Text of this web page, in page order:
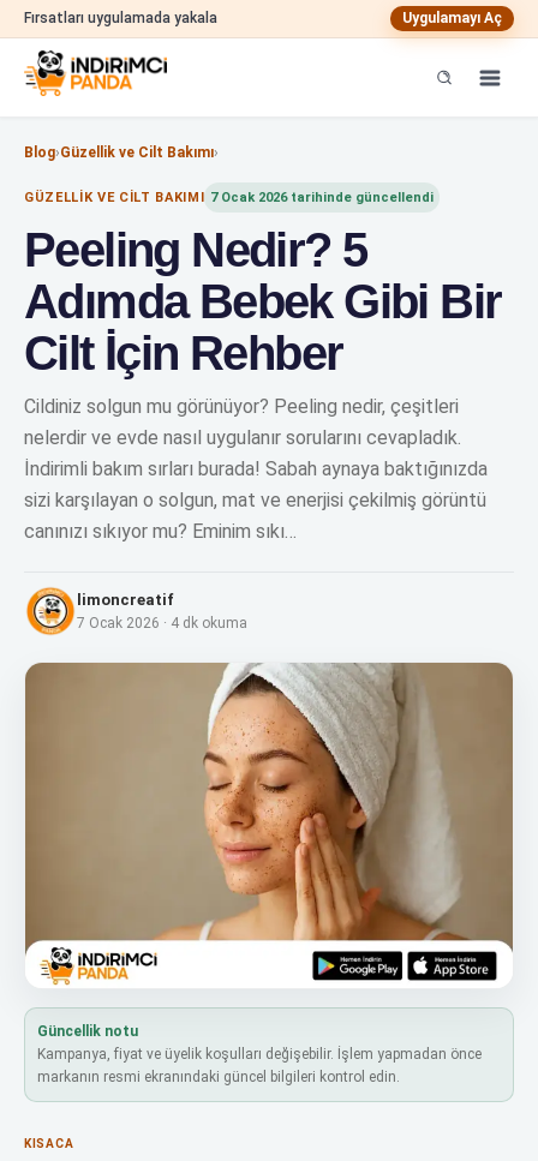
Fırsatları uygulamada yakala Uygulamayı Aç
Blog›Güzellik ve Cilt Bakımı›
GÜZELLIK VE CILT BAKIMI 7 Ocak 2026tarihinde güncellendi
Peeling Nedir? 5
Adımda Bebek Gibi Bir
Cilt İçin Rehber
Cildiniz solgun mu görünüyor? Peeling nedir, çeşitleri
nelerdir ve evde nasıl uygulanır sorularını cevapladık.
İndirimli bakım sırları burada! Sabah aynaya baktığınızda
sizi karşılayan o solgun, mat ve enerjisi çekilmiş görüntü
canınızı sıkıyor mu? Eminim sıkı…
limoncreatif
7 Ocak 2026 · 4 dk okuma
Güncellik notu
Kampanya, fiyat ve üyelik koşulları değişebilir. İşlem yapmadan önce
markanın resmi ekranındaki güncel bilgileri kontrol edin.
KISACA